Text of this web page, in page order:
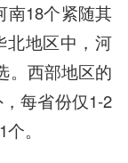
南18个紧随其
北地区中，河
。西部地区的
每省份仅1-2
。